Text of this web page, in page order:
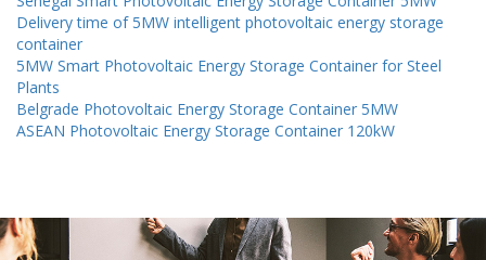
Delivery time of 5MW intelligent photovoltaic energy storage
container
5MW Smart Photovoltaic Energy Storage Container for Steel
Plants
Belgrade Photovoltaic Energy Storage Container 5MW
ASEAN Photovoltaic Energy Storage Container 120kW